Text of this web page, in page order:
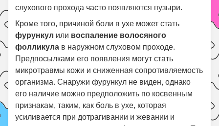
слухового прохода часто появляются пузыри.
Кроме того, причиной боли в ухе может стать
фурункул или воспаление волосяного
фолликула в наружном слуховом проходе.
Предпосылками его появления могут стать
микротравмы кожи и сниженная сопротивляемость
организма. Снаружи фурункул не виден, однако
его наличие можно предположить по косвенным
признакам, таким, как боль в ухе, которая
усиливается при дотрагивании и жевании и